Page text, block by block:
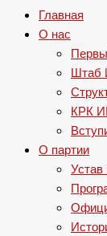
Главная
О нас
Штаб
КРК
О партии